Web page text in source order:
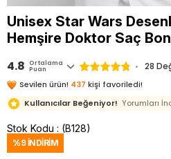
Unisex Star Wars
Hemşire Doktor Saç
4.8 Ortalama
Puan 28
Sevilen ürün! 437 kişi favoriledi!
Kullanıcılar Beğeniyor! Yorumları
Stok Kodu (B128)
%9 İNDIRIM